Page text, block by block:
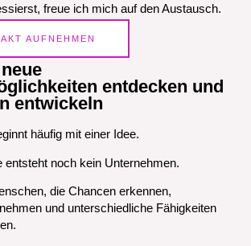
freue ich mich auf den Austausch.
AUFNEHMEN
entdecken und
entwickeln
häufig mit einer Idee.
entsteht noch kein Unternehmen.
die Chancen erkennen,
und unterschiedliche Fähigkeiten